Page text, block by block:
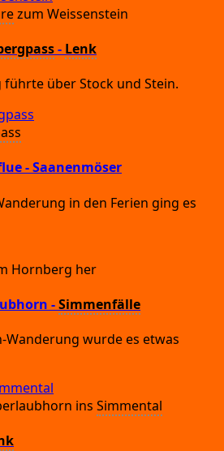
zum Weissenstein
- Lenk
über Stock und Stein.
- Saanenmöser
in den Feri­en ging es
Horn­berg her
-Simmenfälle
Wan­de­rung wur­de es etwas
ins Sim­men­tal